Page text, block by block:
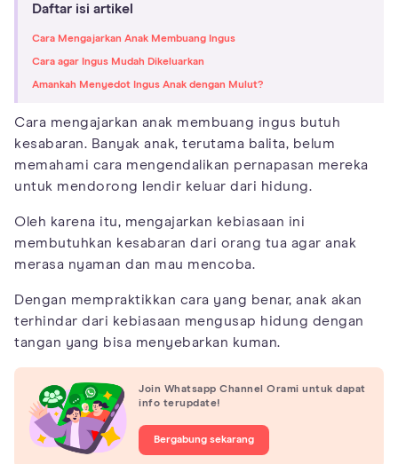
Daftar isi artikel
Cara Mengajarkan Anak Membuang Ingus
Cara agar Ingus Mudah Dikeluarkan
Amankah Menyedot Ingus Anak dengan Mulut?
Cara mengajarkan anak membuang ingus butuh
kesabaran. Banyak anak, terutama balita, belum
memahami cara mengendalikan pernapasan mereka
untuk mendorong lendir keluar dari hidung.
Oleh karena itu, mengajarkan kebiasaan ini
membutuhkan kesabaran dari orang tua agar anak
merasa nyaman dan mau mencoba.
Dengan mempraktikkan cara yang benar, anak akan
terhindar dari kebiasaan mengusap hidung dengan
tangan yang bisa menyebarkan kuman.
Join Whatsapp Channel Orami untuk dapat
info terupdate!
Bergabung sekarang